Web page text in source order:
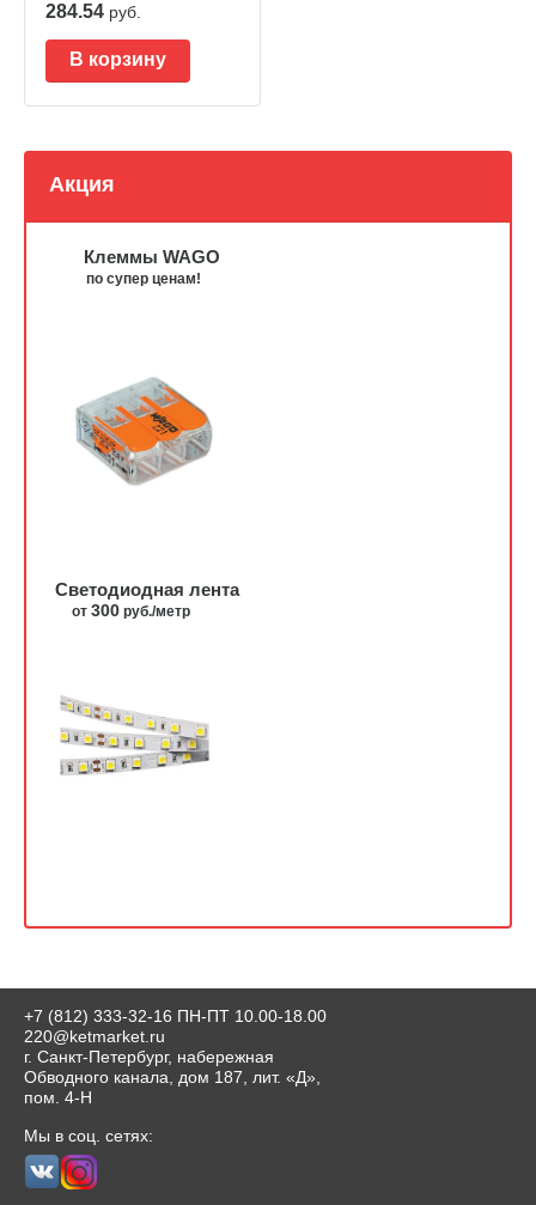
284.54 руб.
В корзину
Акция
Клеммы WAGO
по супер ценам!
Светодиодная лента
от 300 руб./метр
+7 (812) 333-32-16 ПН-ПТ 10.00-18.00
220@ketmarket.ru
г. Санкт-Петербург, набережная
Обводного канала, дом 187, лит. «Д»,
пом. 4-Н
Мы в соц. сетях: